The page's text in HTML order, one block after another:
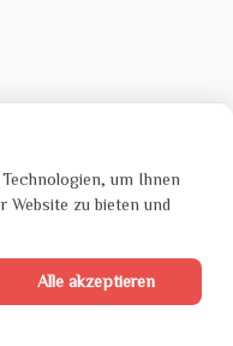
um Ihnen
Website zu bieten und
Alle akzeptieren